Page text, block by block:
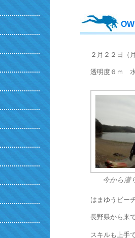
２月２２日（
透明度６ｍ
今から潜
はまゆうビー
長野県から来
スキルも上手